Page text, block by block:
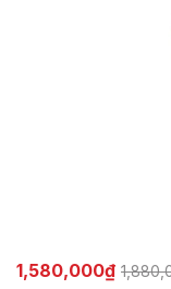
1,580,000₫